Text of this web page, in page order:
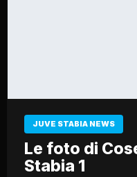
JUVE STABIA NEWS
Le foto di
Stabia 1